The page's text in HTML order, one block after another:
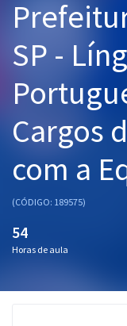
Pós
Graduação
OAB
Mentorias
Questões grátis
Conteúdo gratuito
Blog
SP -
Cargos
com a
(CÓDIGO: 189575)
54
Horas de aula